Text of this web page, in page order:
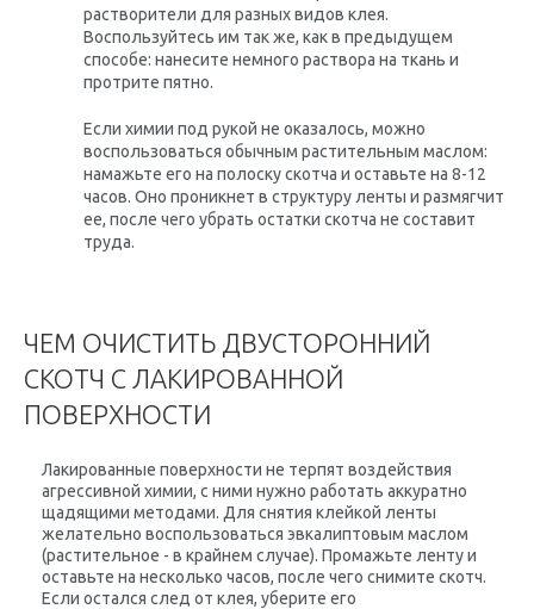
растворители для разных видов клея.
Воспользуйтесь им так же, как в предыдущем
способе: нанесите немного раствора на ткань и
протрите пятно.
Если химии под рукой не оказалось, можно
воспользоваться обычным растительным маслом:
намажьте его на полоску скотча и оставьте на 8-12
часов. Оно проникнет в структуру ленты и размягчит
ее, после чего убрать остатки скотча не составит
труда.
ЧЕМ ОЧИСТИТЬ ДВУСТОРОННИЙ
СКОТЧ С ЛАКИРОВАННОЙ
ПОВЕРХНОСТИ
Лакированные поверхности не терпят воздействия
агрессивной химии, с ними нужно работать аккуратно
щадящими методами. Для снятия клейкой ленты
желательно воспользоваться эвкалиптовым маслом
(растительное - в крайнем случае). Промажьте ленту и
оставьте на несколько часов, после чего снимите скотч.
Если остался след от клея, уберите его